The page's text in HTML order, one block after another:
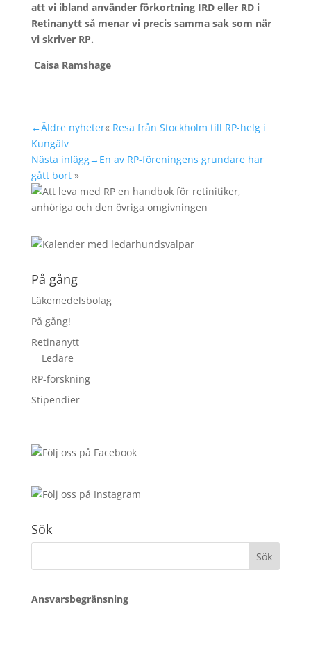
att vi ibland använder förkortning IRD eller RD i
Retinanytt så menar vi precis samma sak som när
vi skriver RP.
Caisa Ramshage
←Äldre nyheter« Resa från Stockholm till RP-helg i
Kungälv
Nästa inlägg→ En av RP-föreningens grundare har
gått bort»
På gång
Läkemedelsbolag
På gång!
Retinanytt
Ledare
RP-forskning
Stipendier
Sök
Sök
Ansvarsbegränsning